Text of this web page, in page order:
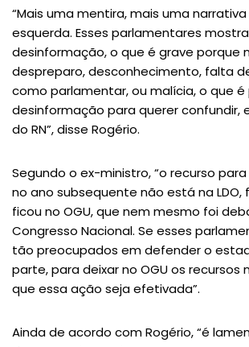
“Mais uma mentira, mais uma
esquerda. Esses parlamentares
desinformação, o que é grave porque
despreparo, desconhecimento, falta
como parlamentar, ou malícia, o que é
desinformação para querer confundir,
do RN”, disse Rogério.
Segundo o ex-ministro, “o recurso
no ano subsequente não está na LDO,
ficou no OGU, que nem mesmo foi
Congresso Nacional. Se esses
tão preocupados em defender o
parte, para deixar no OGU os recursos
que essa ação seja efetivada”.
Ainda de acordo com Rogério, “é